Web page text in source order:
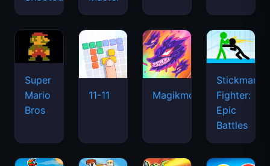
Super
Mario
Bros
11-11 Magikmon
Stickman
Fighter:
Epic
Battles